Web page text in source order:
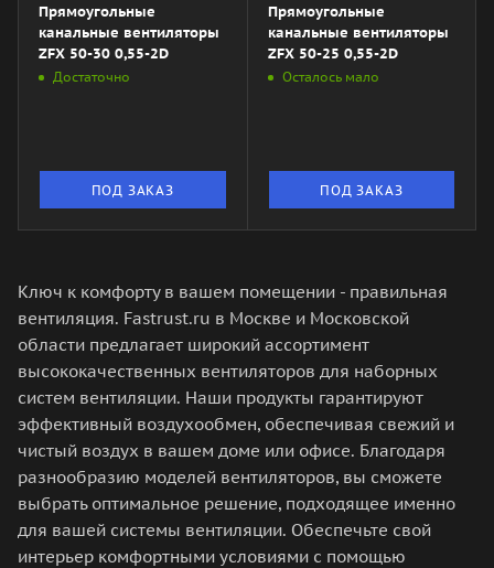
Прямоугольные
канальные вентиляторы
ZFX 50-30 0,55-2D
Достаточно
ПОД ЗАКАЗ
Прямоугольные
канальные вентиляторы
ZFХ 50-25 0,55-2D
Осталось мало
ПОД ЗАКАЗ
Ключ к комфорту в вашем помещении - правильная
вентиляция. Fastrust.ru в Москве и Московской
области предлагает широкий ассортимент
высококачественных вентиляторов для наборных
систем вентиляции. Наши продукты гарантируют
эффективный воздухообмен, обеспечивая свежий и
чистый воздух в вашем доме или офисе. Благодаря
разнообразию моделей вентиляторов, вы сможете
выбрать оптимальное решение, подходящее именно
для вашей системы вентиляции. Обеспечьте свой
интерьер комфортными условиями с помощью